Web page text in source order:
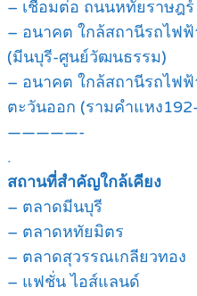
– เชื่อมต่อ ถนนหทัยราษฎ
– อนาคต ใกล้สถานีรถไฟ
(มีนบุรี-ศูนย์วัฒนธรรม)
– อนาคต ใกล้สถานีรถไฟ
ตะวันออก (รามคำแหง
—————-
.
สถานที่สำคัญใกล้เคียง
– ตลาดมีนบุรี
– ตลาดหทัยมิตร
– ตลาดสุวรรณเกลียวทอง
– แฟชั่น ไอส์แลนด์